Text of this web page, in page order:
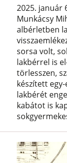
2025. január
Munkácsy
albérletben
sorsa volt,
lakbérrel is
törlesszen,
készített
lakbérét
kabátot is